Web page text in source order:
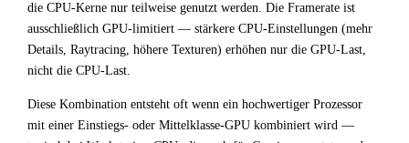
die CPU-Kerne nur teilweise genutzt werden. Die Framerate ist
ausschließlich GPU-limitiert — stärkere CPU-Einstellungen (mehr
Details, Raytracing, höhere Texturen) erhöhen nur die GPU-Last,
nicht die CPU-Last.
Diese Kombination entsteht oft wenn ein hochwertiger Prozessor
mit einer Einstiegs- oder Mittelklasse-GPU kombiniert wird —